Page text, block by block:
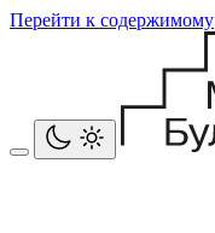
Перейти к содержимому